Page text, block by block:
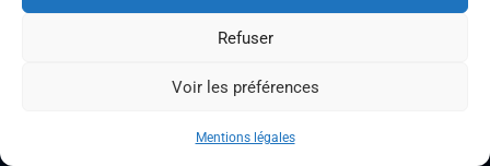
Refuser
Voir les préférences
Mentions légales